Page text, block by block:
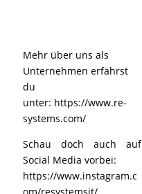
Mehr über uns als
Unternehmen erfährst
du
unter: https://www.re-
systems.com/
Schau doch auch auf
Social Media vorbei:
https://www.instagram.c